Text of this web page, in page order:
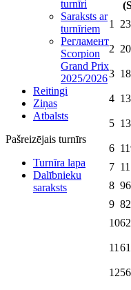
turnīri
Saraksts ar
turnīriem
Регламент
Scorpion
Grand Prix
2025/2026
Reitingi
Ziņas
Atbalsts
Pašreizējais turnīrs
Turnīra lapa
Dalībnieku
saraksts
1
2
3
4
5
6
7
8
9
10
11
12